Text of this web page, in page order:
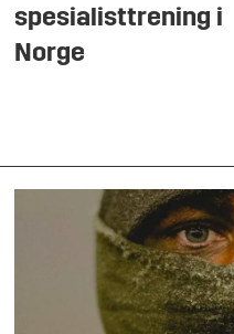
spesialisttrening i
Norge